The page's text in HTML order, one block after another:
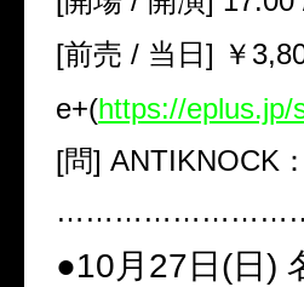
[前売 / 当日] ￥ 3,
e+(https://eplus.jp/
[問] ANTIKNOCK ：
●10月 27 日(日)